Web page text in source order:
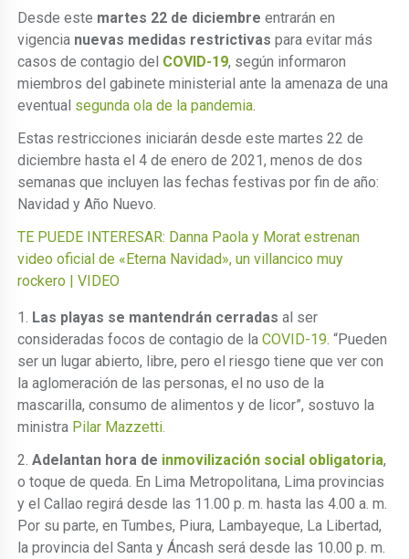
Desde este martes 22 de diciembre entrarán en
vigencia nuevas medidas restrictivas para evitar más
casos de contagio del COVID-19, según informaron
miembros del gabinete ministerial ante la amenaza de una
eventual segunda ola de la pandemia
Estas restricciones iniciarán desde este martes 22 de
diciembre hasta el 4 de enero de 2021, menos de dos
semanas que incluyen las fechas festivas por fin de año:
Navidad y Año Nuevo.
TE PUEDE INTERESAR: Danna Paola y Morat estrenan
video oficial de «Eterna Navidad», un villancico muy
rockero | VIDEO
1. Las playas se mantendrán cerradas al ser
consideradas focos de contagio de laCOVID-19 . “Pueden
ser un lugar abierto, libre, pero el riesgo tiene que ver con
la aglomeración de las personas, el no uso de la
mascarilla, consumo de alimentos y de licor”, sostuvo la
ministra Pilar Mazzetti.
2.Adelantan hora de inmovilización social obligatoria,
o toque de queda. En Lima Metropolitana, Lima provincias
y el Callao regirá desde las 11.00 p. m. hasta las 4.00 a. m.
Por su parte, en Tumbes, Piura, Lambayeque, La Libertad,
la provincia del Santa y Áncash será desde las 10.00 p. m.